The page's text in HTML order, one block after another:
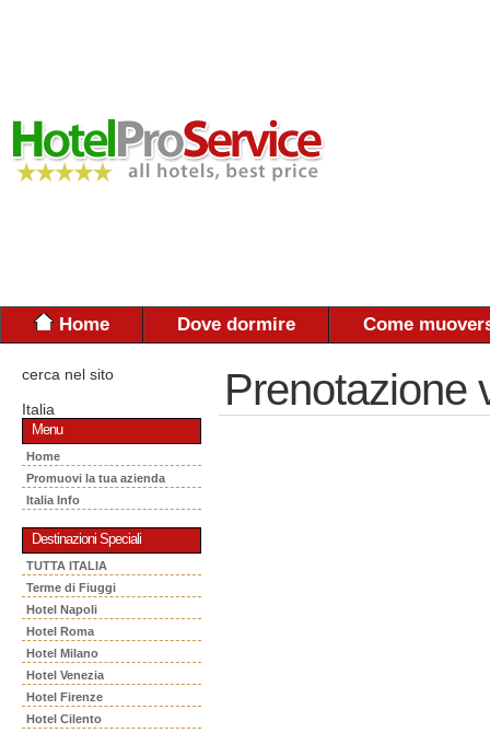
Home Dove dormire Come
cerca nel sito
Italia
Menu
Home
Promuovi la tua azienda
Italia Info
Destinazioni Speciali
TUTTA ITALIA
Terme di Fiuggi
Hotel Napoli
Hotel Roma
Hotel Milano
Hotel Venezia
Hotel Firenze
Hotel Cilento
Prenotazione